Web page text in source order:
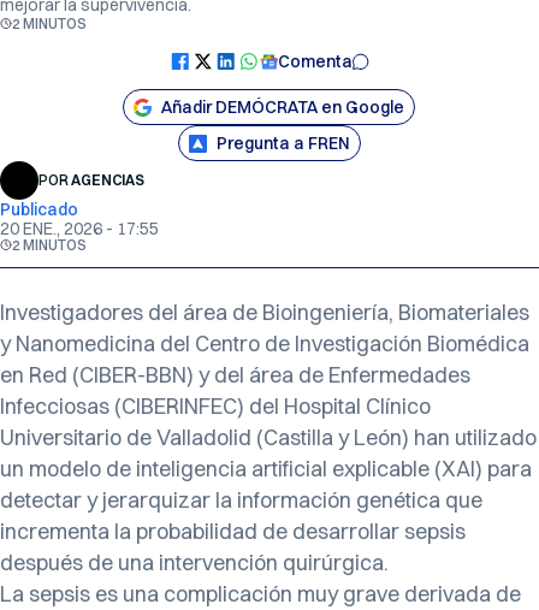
mejorar la supervivencia.
2 MINUTOS
Comenta
Añadir DEMÓCRATA en Google
Pregunta a FREN
PORAGENCIAS
Publicado
20 ENE., 2026 - 17:55
2 MINUTOS
Investigadores del área de Bioingeniería, Biomateriales
y Nanomedicina del Centro de Investigación Biomédica
en Red (CIBER-BBN) y del área de Enfermedades
Infecciosas (CIBERINFEC) del Hospital Clínico
Universitario de Valladolid (Castilla y León) han utilizado
un modelo de inteligencia artificial explicable (XAI) para
detectar y jerarquizar la información genética que
incrementa la probabilidad de desarrollar sepsis
después de una intervención quirúrgica.
La sepsis es una complicación muy grave derivada de